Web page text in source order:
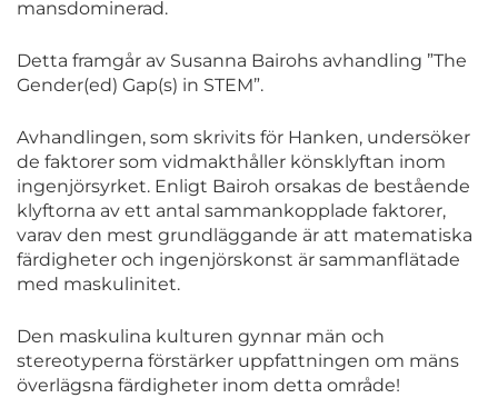
mansdominerad.
Detta framgår av Susanna Bairohs avhandling ”The
Gender(ed) Gap(s) in STEM”.
Avhandlingen, som skrivits för Hanken, undersöker
de faktorer som vidmakthåller könsklyftan inom
ingenjörsyrket. Enligt Bairoh orsakas de bestående
klyftorna av ett antal sammankopplade faktorer,
varav den mest grundläggande är att matematiska
färdigheter och ingenjörskonst är sammanflätade
med maskulinitet.
Den maskulina kulturen gynnar män och
stereotyperna förstärker uppfattningen om mäns
överlägsna färdigheter inom detta område!